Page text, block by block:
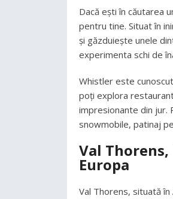
Dacă ești în căutarea
pentru tine. Situat în
și găzduiește unele
experimenta schi de
Whistler este
poți explora
impresionante din jur.
snowmobile, patinaj
Val
Europa
Val Thorens, situată